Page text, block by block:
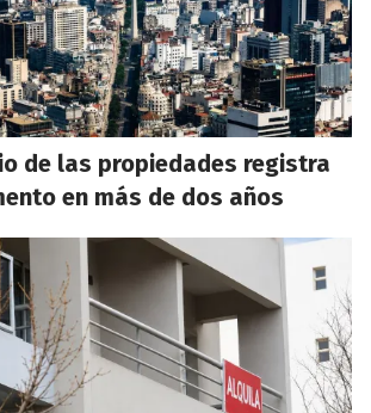
de las propiedades registra
en más de dos años